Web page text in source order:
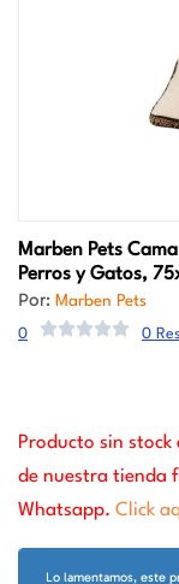
Marben Pets
Perros y Gatos,
Por: Marben Pets
0 0
Producto sin stock
de nuestra tienda
Whatsapp. Click
Lo lamentamos, este